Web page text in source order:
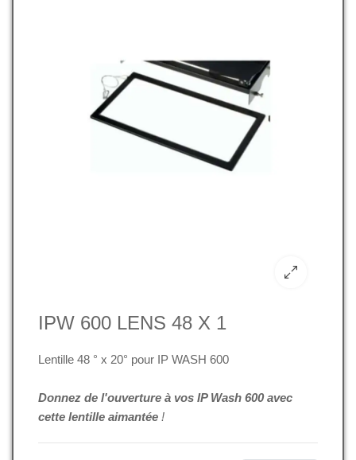
IPW 600 LENS 48 X 1
Lentille 48 ° x 20° pour IP WASH 600
Donnez de l'ouverture à vos IP Wash 600 avec
cette lentille aimantée!